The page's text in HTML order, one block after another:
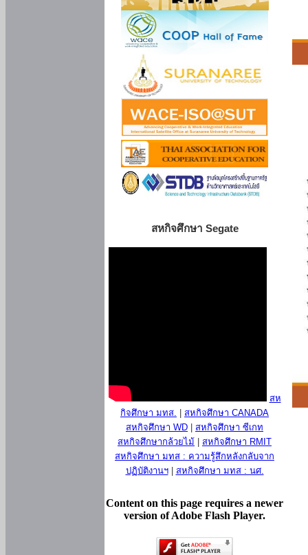
สหกิจศึกษา Segate
สห
กิจศึกษา มทส.
สหกิจศึกษา CANADA
สหกิจศึกษา WD
สหกิจศึกษา ซีเกท
สหกิจศึกษากล้วยไม้
สหกิจศึกษา RMIT
สหกิจศึกษา มทส : ความรู้สึกหลังกลับจาก
ปฏิบัติงานฯ| สหกิจศึกษา มทส : นศ.
Content on this page requires a newer
version of Adobe Flash Player.